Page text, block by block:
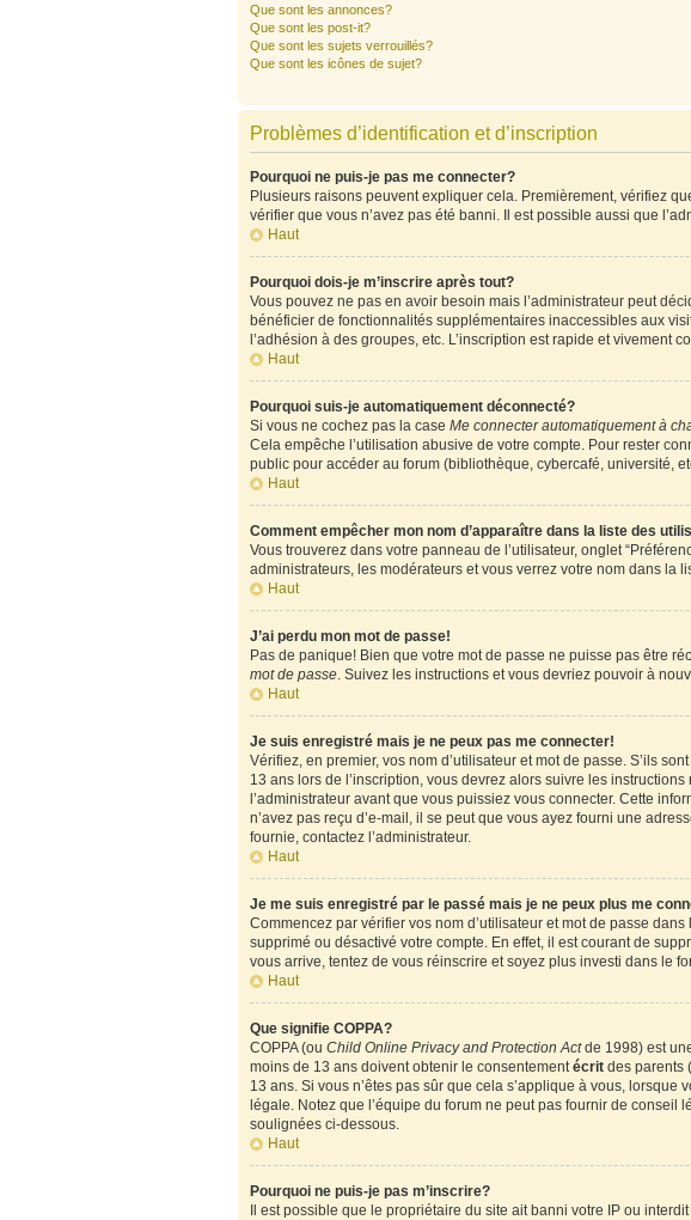
Que sont les annonces?
Que sont les post-it?
Que sont les sujets verrouillés?
Que sont les icônes de sujet?
Problèmes d’identification et d’inscription
Pourquoi ne puis-je pas me connecter?
Plusieurs raisons peuvent expliquer cela. Premièrement, vérifiez
vérifier que vous n’avez pas été banni. Il est possible aussi que
Haut
Pourquoi dois-je m’inscrire après tout?
Vous pouvez ne pas en avoir besoin mais l’administrateur peut
bénéficier de fonctionnalités supplémentaires inaccessibles aux
l’adhésion à des groupes, etc. L’inscription est rapide et vivement
Haut
Pourquoi suis-je automatiquement déconnecté?
Si vous ne cochez pas la case Me connecter automatiquement à
Cela empêche l’utilisation abusive de votre compte. Pour rester
public pour accéder au forum (bibliothèque, cybercafé, université,
Haut
Comment empêcher mon nom d’apparaître dans la liste des
Vous trouverez dans votre panneau de l’utilisateur, onglet
administrateurs, les modérateurs et vous verrez votre nom dans la
Haut
J’ai perdu mon mot de passe!
Pas de panique! Bien que votre mot de passe ne puisse pas être
mot de passe. Suivez les instructions et vous devriez pouvoir à
Haut
Je suis enregistré mais je ne peux pas me connecter!
Vérifiez, en premier, vos nom d’utilisateur et mot de passe. S’ils
13 ans lors de l’inscription, vous devrez alors suivre les
l’administrateur avant que vous puissiez vous connecter. Cette
n’avez pas reçu d’e-mail, il se peut que vous ayez fourni une
fournie, contactez l’administrateur.
Haut
Je me suis enregistré par le passé mais je ne peux plus me
Commencez par vérifier vos nom d’utilisateur et mot de passe
supprimé ou désactivé votre compte. En effet, il est courant de
vous arrive, tentez de vous réinscrire et soyez plus investi dans le
Haut
Que signifie COPPA?
COPPA (ou Child Online Privacy and Protection Actde 1998) est
moins de 13 ans doivent obtenir le consentementécritdes parents
13 ans. Si vous n’êtes pas sûr que cela s’applique à vous,
légale. Notez que l’équipe du forum ne peut pas fournir de
soulignées ci-dessous.
Haut
Pourquoi ne puis-je pas m’inscrire?
Il est possible que le propriétaire du site ait banni votre IP ou